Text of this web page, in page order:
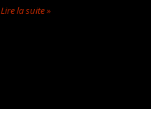
Lire la suite »